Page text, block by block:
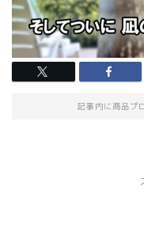
記事内に商品プ